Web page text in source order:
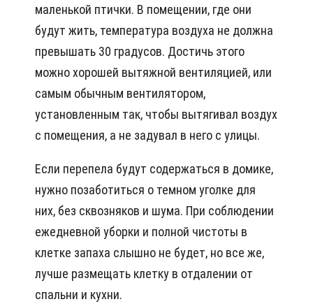
маленькой птички. В помещении, где они
будут жить, температура воздуха не должна
превышать 30 градусов. Достичь этого
можно хорошей вытяжной вентиляцией, или
самым обычным вентилятором,
установленным так, чтобы вытягивал воздух
с помещения, а не задувал в него с улицы.
Если перепела будут содержаться в домике,
нужно позаботиться о темном уголке для
них, без сквозняков и шума. При соблюдении
ежедневной уборки и полной чистоты в
клетке запаха слышно не будет, но все же,
лучше размещать клетку в отдалении от
спальни и кухни.